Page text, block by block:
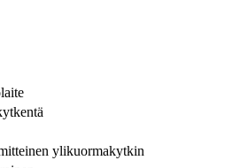
ylikuormakytkin